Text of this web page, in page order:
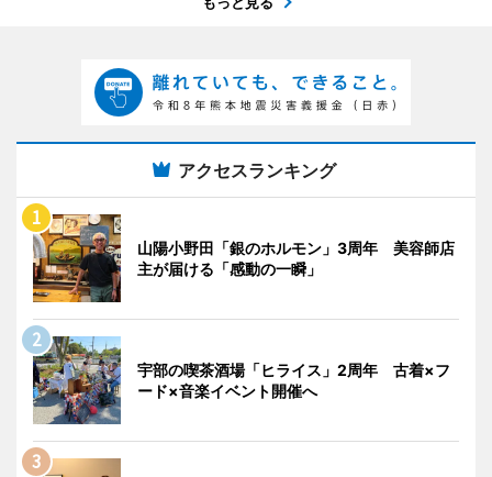
アクセスランキング
山陽小野田「銀のホルモン」3周年 美容師店
主が届ける「感動の一瞬」
宇部の喫茶酒場「ヒライス」2周年 古着×フ
ード×音楽イベント開催へ